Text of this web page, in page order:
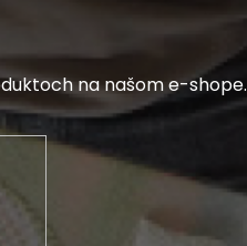
na našom e-shope.